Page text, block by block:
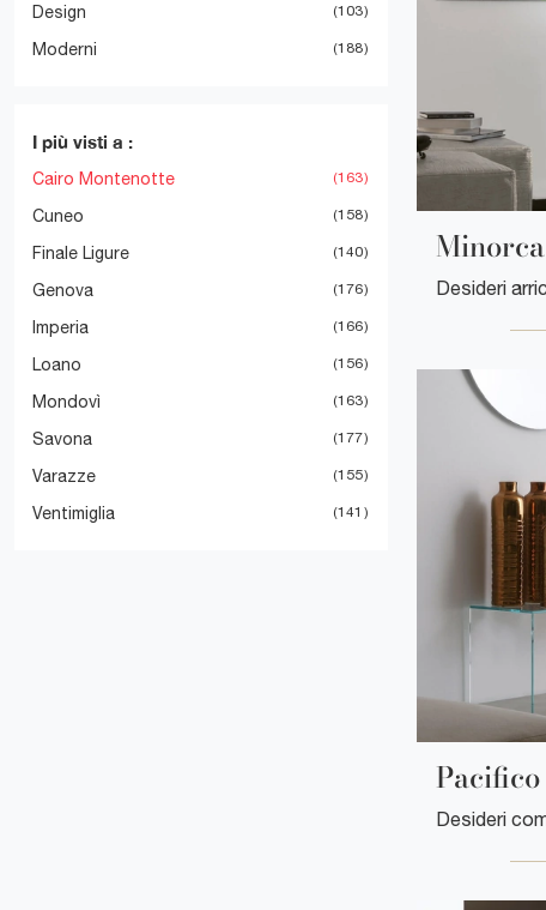
Design 103
Moderni 188
I più visti a :
Cairo Montenotte 163
Cuneo 158
Finale Ligure 140
Genova 176
Imperia 166
Loano 156
Mondovì 163
Savona 177
Varazze 155
Ventimiglia 141
Minorca
Pacifico